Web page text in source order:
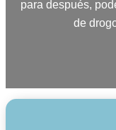
para después,
de